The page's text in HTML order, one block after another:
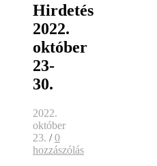
Hirdetés
2022.
október
23-
30.
2022.
október
23. / 0
hozzászólás